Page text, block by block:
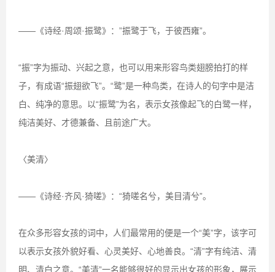
——《诗经·周颂·振鹭》：”振鹭于飞，于彼西雍”。
“振”字为振动、兴起之意，也可以用来形容鸟类翅膀拍打的样
子，有成语“振翅欲飞”。“鹭”是一种鸟类，在诗人的句字中是洁
白、纯净的意思。以“振鹭”为名，表示女孩像起飞的白鹭一样，
纯洁美好、才德兼备、且前途广大。
〈美清〉
——《诗经·齐风·猗嗟》：“猗嗟名兮，美目清兮”。
在众多形容女孩的词中，人们最常用的便是一个“美”字，该字可
以表示女孩外貌好看、心灵美好、心地善良。“清”字有纯洁、清
明、清白之意。“美清”一名能够很好的显示出女孩的形象，展示